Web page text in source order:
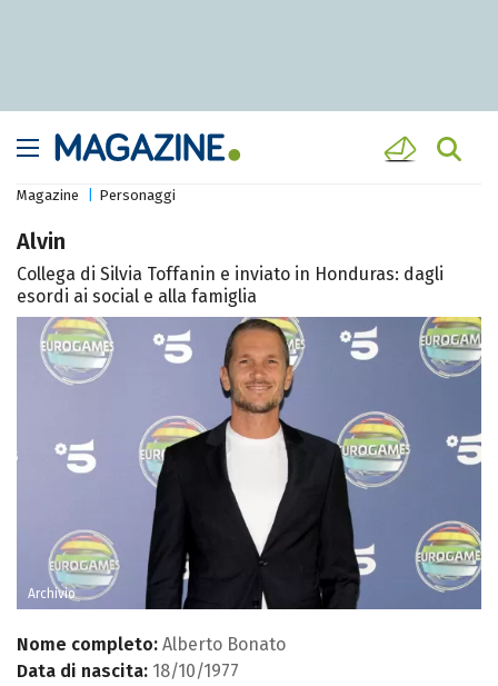
Magazine Personaggi
Alvin
Collega di Silvia Toffanin e inviato in Honduras: dagli
esordi ai social e alla famiglia
Archivio
Nome completo: Alberto Bonato
Data di nascita: 18/10/1977